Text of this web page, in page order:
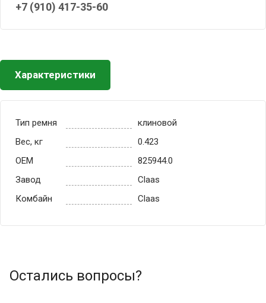
+7 (910) 417-35-60
Характеристики
Тип ремня
клиновой
Вес, кг
0.423
OEM
825944.0
Завод
Claas
Комбайн
Claas
Остались вопросы?